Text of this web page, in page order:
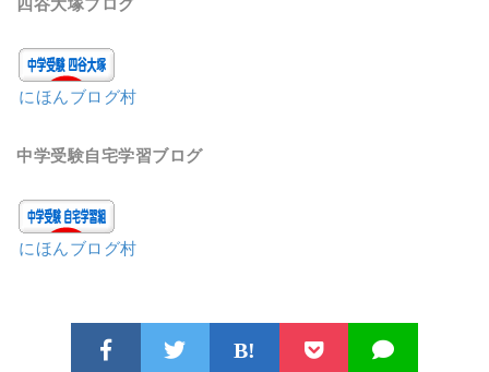
にほんブログ村
中学受験自宅学習ブログ
にほんブログ村
B!